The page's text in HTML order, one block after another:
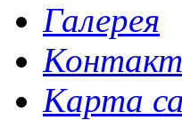
Галерея
Карта